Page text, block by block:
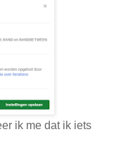
ik me dat ik iets